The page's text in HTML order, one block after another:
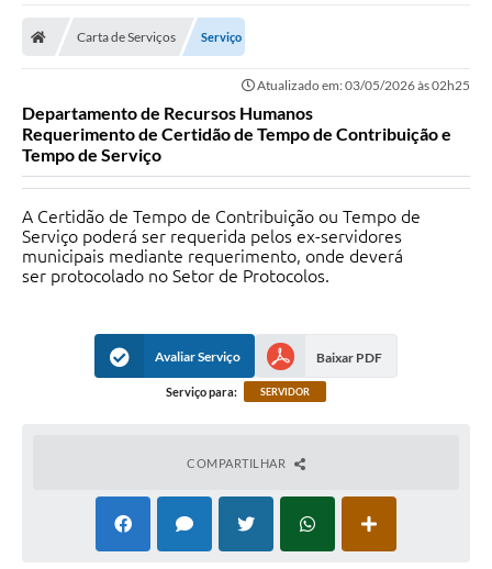
Carta de Serviços Serviço
Atualizado em: 03/05/2026 às 02h25
Departamento de Recursos Humanos
Requerimento de Certidão de Tempo de Contribuição e
Tempo de Serviço
A Certidão de Tempo de Contribuição ou Tempo de
Serviço poderá ser requerida pelos ex-servidores
municipais mediante requerimento, onde deverá
ser protocolado no Setor de Protocolos.
Avaliar Serviço Baixar PDF
Serviço para: SERVIDOR
COMPARTILHAR